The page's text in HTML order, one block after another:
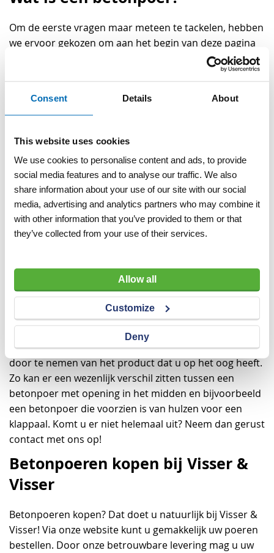
Consent Details About
This website uses cookies
We use cookies to personalise content and ads, to provide
social media features and to analyse our traffic. We also
share information about your use of our site with our social
media, advertising and analytics partners who may combine it
with other information that you’ve provided to them or that
they’ve collected from your use of their services.
Allow all
Customize
Deny
Om de eerste vragen maar meteen te tackelen, hebben
we ervoor gekozen om aan het begin van deze pagina
een duidelijke- en verhelderende uitleg te geven van
het begrip ‘betonpoer’. Een betonpoer is een poer,
belangrijkste functie van een betonpoer is om een
fundering van een bouwconstructie zo stevig en stabiel
mogelijk te maken. Door gebruik te maken van een
u zich mee bezighoudt zal blijven staan en op de juiste
manier opgebouwd zal zijn. Heeft u vragen over een
betonpoer van Visser & Visser? Aarzel vooral niet en
neem gerust contact met ons op!
De betonpoeren van Visser &
De betonpoeren van Visser & Visser staan garant voor
stevigheid en structuur. Bij Visser & Visser vindt u veel
verschillende betonpoeren die zich elk kenmerken
door verschillende elementen te bezitten. We raden u
dus ook zeker aan om vooral de productomschrijving
door te nemen van het product dat u op het oog heeft.
Zo kan er een wezenlijk verschil zitten tussen een
betonpoer met opening in het midden en bijvoorbeeld
een betonpoer die voorzien is van hulzen voor een
klappaal. Komt u er niet helemaal uit? Neem dan gerust
contact met ons op!
Betonpoeren kopen bij Visser &
Visser
Betonpoeren kopen? Dat doet u natuurlijk bij Visser &
Visser! Via onze website kunt u gemakkelijk uw poeren
bestellen. Door onze betrouwbare levering mag u uw